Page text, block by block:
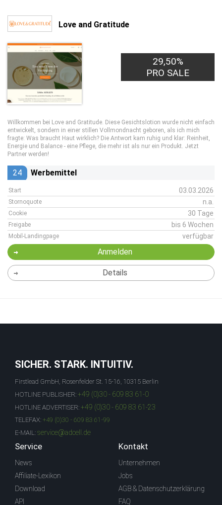
Love and Gratitude
29,50%
PRO SALE
Willkommen bei Love and Gratitude. Diese Gesichtslotion wurde nicht einfach
entwickelt, sondern in einer stillen Vollmondnacht geboren, als ich mich
fragte: Was braucht Haut wirklich? Die Antwort kam ruhig und klar: Reinheit,
Energie und Balance - eine Pflege, die mehr ist als nur ein Produkt. Jetzt
Partner werden!
24 Werbemittel
Start 03.03.2026
Stornoquote n.a.
Cookie 30 Tage
Freigabe bis 6 Wochen
Mobil-Landingpage verfügbar
Anmelden
Details
SICHER. STARK. INTUITIV.
Firstlead GmbH, Rosenfelder St. 15-16, 10315 Berlin
HOTLINE PUBLISHER: +49 (0)30 - 609 83 61-0
HOTLINE ADVERTISER: +49 (0)30 - 609 83 61-23
TELEFAX: +49 (0)30 - 609 83 61-99
E-MAIL: service@adcell.de
Service
News
Affiliate-Lexikon
Download
API
Kontakt
Unternehmen
Jobs
AGB & Datenschutzerklärung
FAQ